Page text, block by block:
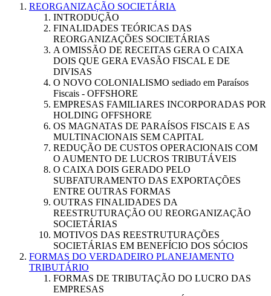
REORGANIZAÇÃO SOCIETÁRIA
INTRODUÇÃO
FINALIDADES TEÓRICAS DAS
REORGANIZAÇÕES SOCIETÁRIAS
A OMISSÃO DE RECEITAS GERA O CAIXA
DOIS QUE GERA EVASÃO FISCAL E DE
DIVISAS
O NOVO COLONIALISMO sediado em Paraísos
Fiscais - OFFSHORE
EMPRESAS FAMILIARES INCORPORADAS POR
HOLDING OFFSHORE
OS MAGNATAS DE PARAÍSOS FISCAIS E AS
MULTINACIONAIS SEM CAPITAL
REDUÇÃO DE CUSTOS OPERACIONAIS COM
O AUMENTO DE LUCROS TRIBUTÁVEIS
O CAIXA DOIS GERADO PELO
SUBFATURAMENTO DAS EXPORTAÇÕES
ENTRE OUTRAS FORMAS
OUTRAS FINALIDADES DA
REESTRUTURAÇÃO OU REORGANIZAÇÃO
SOCIETÁRIAS
MOTIVOS DAS REESTRUTURAÇÕES
SOCIETÁRIAS EM BENEFÍCIO DOS SÓCIOS
FORMAS DO VERDADEIRO PLANEJAMENTO
TRIBUTÁRIO
FORMAS DE TRIBUTAÇÃO DO LUCRO DAS
EMPRESAS